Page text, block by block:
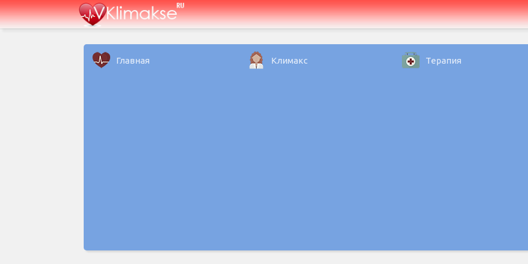
Главная Климакс Терапия